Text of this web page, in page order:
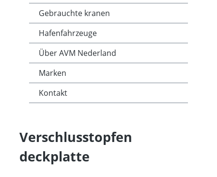
Gebrauchte kranen
Hafenfahrzeuge
Über AVM Nederland
Marken
Kontakt
Verschlusstopfen
deckplatte